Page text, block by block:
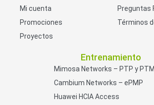
Mi cuenta
Promociones
Proyectos
Preguntas
Términos
Entrenamiento
Mimosa Networks – PTP y
Cambium Networks – ePMP
Huawei HCIA Access